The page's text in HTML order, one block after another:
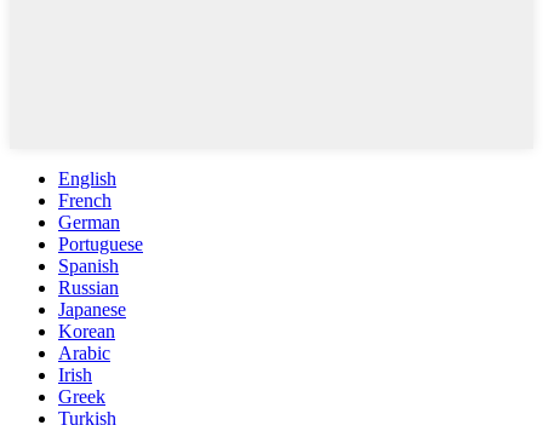
English
French
German
Portuguese
Spanish
Russian
Japanese
Korean
Arabic
Irish
Greek
Turkish